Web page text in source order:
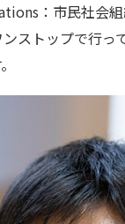
：市民社会
ストップで行っ